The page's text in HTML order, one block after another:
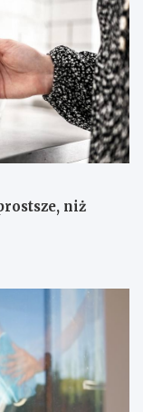
niż